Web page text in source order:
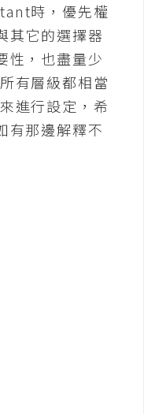
時，優先權
其它的選擇器
性，也盡量少
有層級都相當
進行設定，希
有那邊解釋不